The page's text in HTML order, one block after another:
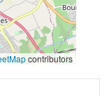
contributors